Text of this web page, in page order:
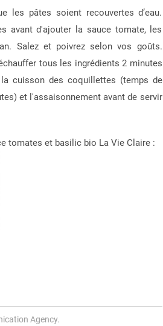
les pâtes soient recouvertes d’eau.
avant d'ajouter la sauce tomate, les
Salez et poivrez selon vos goûts.
tous les ingrédients 2 minutes
cuisson des coquillettes (temps de
et l'assaisonnement avant de servir
tomates et basilic bio La Vie Claire :
Agency.